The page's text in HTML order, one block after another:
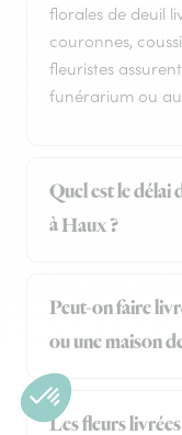
florales de deuil
couronnes,
fleuristes
funérarium ou
Quel est le
à Haux ?
Peut-on faire
ou une maison
Les fleurs